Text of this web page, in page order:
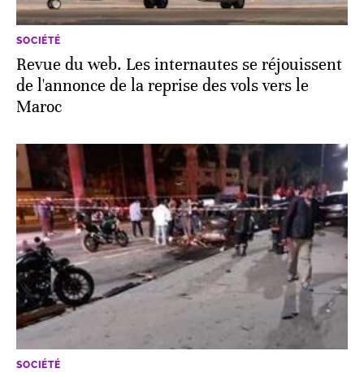
SOCIÉTÉ
Revue du web. Les internautes se réjouissent
de l'annonce de la reprise des vols vers le
Maroc
SOCIÉTÉ